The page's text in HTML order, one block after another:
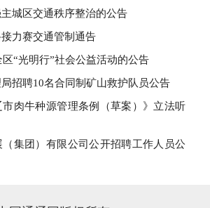
城区交通秩序整治的公告
力赛交通管制通告
“光明行”社会公益活动的公告
招聘10名合同制矿山救护队员公告
市肉牛种源管理条例（草案）》立法听
集团）有限公司公开招聘工作人员公